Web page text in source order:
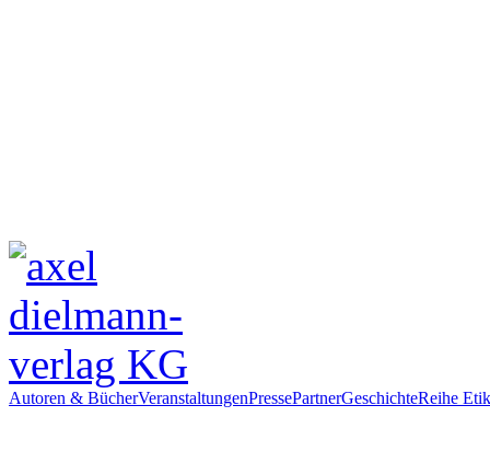
Autoren & BücherVeranstaltungenPressePartnerGeschichteReihe